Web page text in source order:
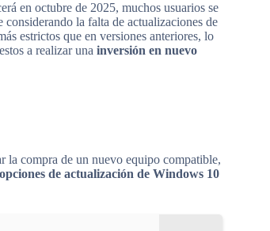
en octubre de 2025, muchos usuarios se
la falta de actualizaciones de
estrictos que en versiones anteriores, lo
a realizar una inversión en nuevo
la compra de un nuevo equipo compatible,
opciones de actualización de Windows 10